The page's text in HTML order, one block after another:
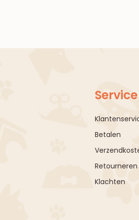
Service
Betalen
Retourneren
Klachten